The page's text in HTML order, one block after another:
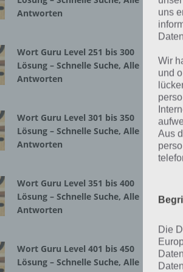
Im
zu
Antworten
Wort Guru Level 251 bis 300
Lösung – Schnelle Suche, Alle
Antworten
Wort Guru Level 301 bis 350
Lösung – Schnelle Suche, Alle
Antworten
Wort Guru Level 351 bis 400
Lösung – Schnelle Suche, Alle
Antworten
Wort Guru Level 401 bis 450
Lösung – Schnelle Suche, Alle
uns
Wir
und
Aus
Die